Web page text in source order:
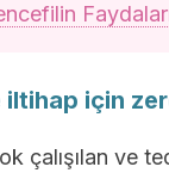
iltihap için
çalışılan ve